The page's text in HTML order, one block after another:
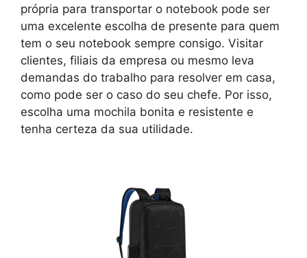
própria para transportar o notebook pode ser
uma excelente escolha de presente para quem
tem o seu notebook sempre consigo. Visitar
clientes, filiais da empresa ou mesmo leva
demandas do trabalho para resolver em casa,
como pode ser o caso do seu chefe. Por isso,
escolha uma mochila bonita e resistente e
tenha certeza da sua utilidade.